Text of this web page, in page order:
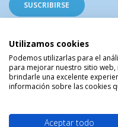
La Tienda Religiosa de Lourdes ©
de Lourdes en Francia | Arte
Utilizamos cookies
Podemos utilizarlas para el
para mejorar nuestro sitio
brindarle una excelente
información sobre las cookies
Aceptar todo